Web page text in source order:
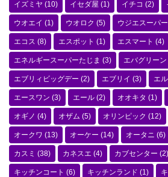
イズミヤ (10) イセダ屋 (1) イチコ (2)
ウオエイ (1) ウオロク (5) ウジエスーパー
エコス (8) エスポット (1) エスマート (4)
エネルギースーパーたじま (3) エバグリーン
エブリィビッグデー (2) エブリイ (3) エ
エースワン (3) エール (2) オオキタ (1)
オギノ (4) オザム (5) オリンピック (12)
オークワ (13) オーケー (14) オータニ (6)
カスミ (38) カネスエ (4) カブセンター (2)
キッチンコート (6) キッチンランド (1)